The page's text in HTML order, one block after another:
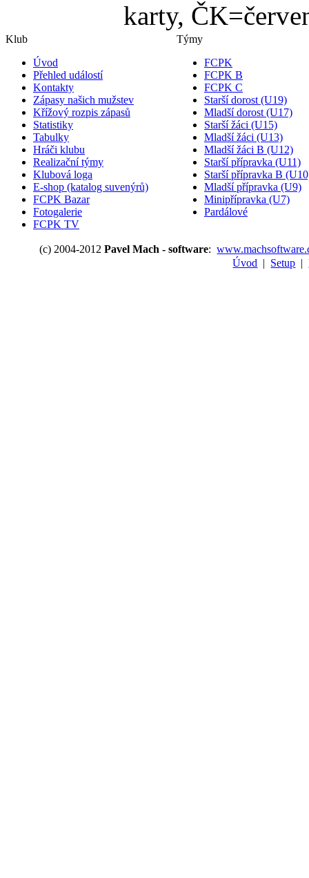
karty,
Klub
Úvod
Přehled událostí
Kontakty
Zápasy našich mužstev
Křížový rozpis zápasů
Statistiky
Tabulky
Hráči klubu
Realizační týmy
Klubová loga
E-shop (katalog suvenýrů)
FCPK Bazar
Fotogalerie
FCPK TV
Týmy
FCPK
FCPK B
FCPK C
Starší dorost (U19)
Mladší dorost (U17)
Starší žáci (U15)
Mladší žáci (U13)
Mladší žáci B (U12)
Starší přípravka (U11)
Starší přípravka B
Mladší přípravka (U9)
Minipřípravka (U7)
Pardálové
(c) 2004-2012Pavel Mach - software:
Úvod | Setup |